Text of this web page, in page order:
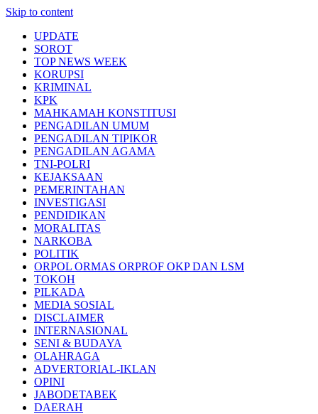
Skip to content
UPDATE
SOROT
TOP NEWS WEEK
KORUPSI
KRIMINAL
KPK
MAHKAMAH KONSTITUSI
PENGADILAN UMUM
PENGADILAN TIPIKOR
PENGADILAN AGAMA
TNI-POLRI
KEJAKSAAN
PEMERINTAHAN
INVESTIGASI
PENDIDIKAN
MORALITAS
NARKOBA
POLITIK
ORPOL ORMAS ORPROF OKP DAN LSM
TOKOH
PILKADA
MEDIA SOSIAL
DISCLAIMER
INTERNASIONAL
SENI & BUDAYA
OLAHRAGA
ADVERTORIAL-IKLAN
OPINI
JABODETABEK
DAERAH